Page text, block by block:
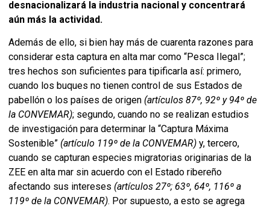
desnacionalizará la industria nacional y concentrará
aún más la actividad.
Además de ello, si bien hay más de cuarenta razones para
considerar esta captura en alta mar como “Pesca Ilegal”;
tres hechos son suficientes para tipificarla así: primero,
cuando los buques no tienen control de sus Estados de
pabellón o los países de origen (artículos 87º, 92º y 94º de
la CONVEMAR); segundo, cuando no se realizan estudios
de investigación para determinar la “Captura Máxima
Sostenible” (artículo 119º de la CONVEMAR) y, tercero,
cuando se capturan especies migratorias originarias de la
ZEE en alta mar sin acuerdo con el Estado ribereño
afectando sus intereses (artículos 27º; 63º, 64º, 116º a
119º de la CONVEMAR). Por supuesto, a esto se agrega